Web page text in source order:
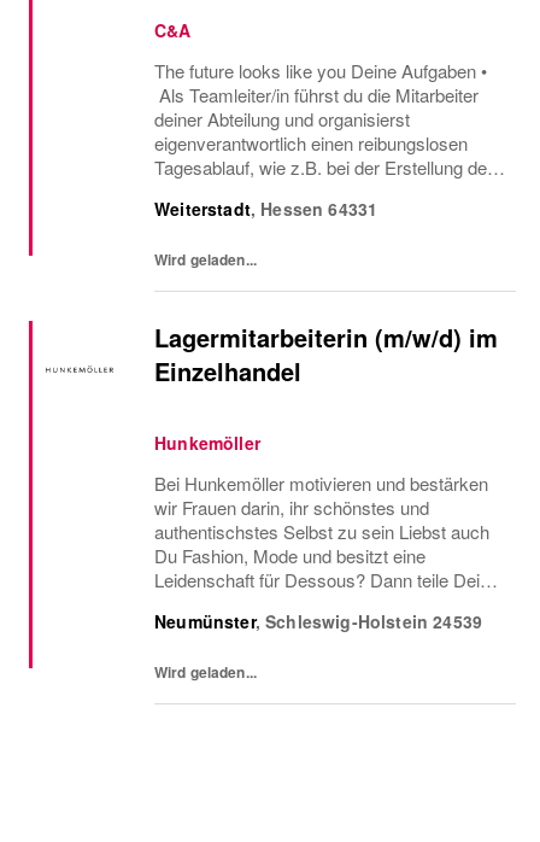
C&A
The future looks like you Deine Aufgaben •
Als Teamleiter/in führst du die Mitarbeiter
deiner Abteilung und organisierst
eigenverantwortlich einen reibungslosen
Tagesablauf, wie z.B. bei der Erstellung der
Warenmanagement. • Wenn es ums
Weiterstadt, Hessen 64331
Wird geladen...
Lagermitarbeiterin (m/w/d) im
Einzelhandel
Hunkemöller
Bei Hunkemöller motivieren und bestärken
wir Frauen darin, ihr schönstes und
authentischstes Selbst zu sein Liebst auch
Du Fashion, Mode und besitzt eine
Leidenschaft für Dessous? Dann teile Deine
neuer Lagermitarbeiterin in Teilzeit mit 18 –
Neumünster,Schleswig-Holstein 24539
Wird geladen...